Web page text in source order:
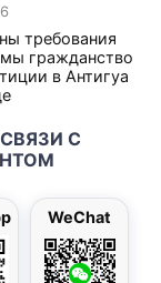
требования
гражданство
в Антигуа
С
WeChat